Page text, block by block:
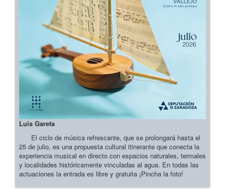
Luis Gareta
El ciclo de música refrescante, que se prolongará hasta el
25 de julio, es una propuesta cultural itinerante que conecta la
experiencia musical en directo con espacios naturales, termales
y localidades históricamente vinculadas al agua. En todas las
actuaciones la entrada es libre y gratuita ¡Pincha la foto!